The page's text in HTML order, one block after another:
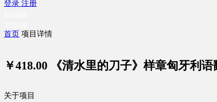
登录 注册
首页 项目详情
￥418.00 《清水里的刀子》样章匈牙利
关于项目